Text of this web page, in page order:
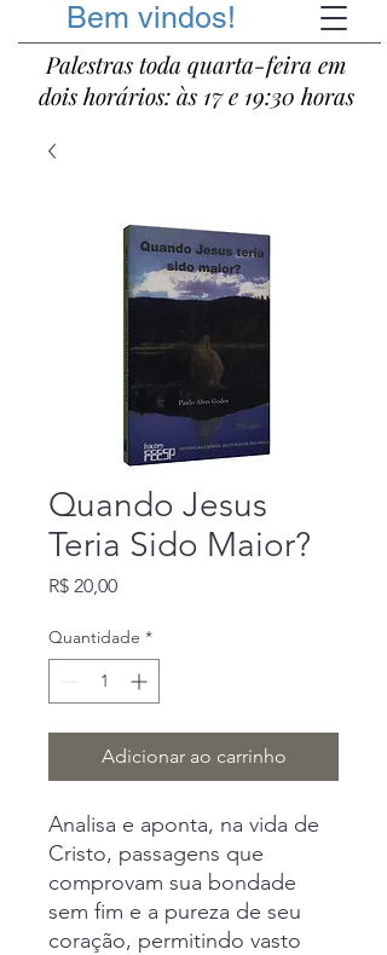
Bem vindos!
Palestras toda quarta-feira em
dois horários: às 17 e 19:30 horas
Quando Jesus
Teria Sido Maior?
R$ 20,00Preço
Quantidade *
Adicionar ao carrinho
Analisa e aponta, na vida de
Cristo, passagens que
comprovam sua bondade
sem fim e a pureza de seu
coração, permitindo vasto